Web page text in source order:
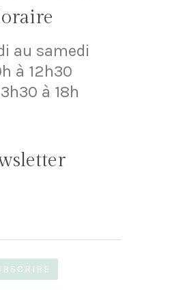
au samedi
à 12h30
à 18h